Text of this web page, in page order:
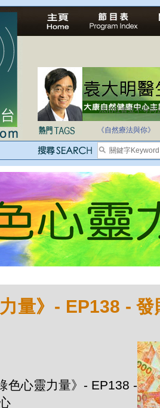
法治社會並不等同
自家教育合法化-
《自然療法與你》
力量》- EP138 -
色心靈力量》- EP138 -